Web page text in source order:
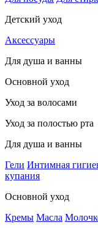
Детский уход
Аксессуары
Для душа и ванны
Основной уход
Уход за волосами
Уход за полостью рта
Для душа и ванны
Гели Интимная
купания
Основной уход
Кремы Масла